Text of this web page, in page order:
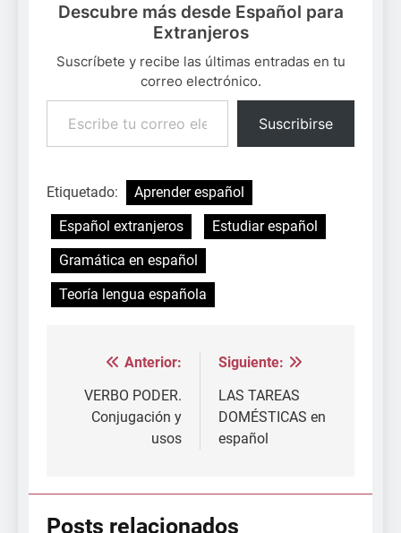
Descubre más desde Español para
Extranjeros
Suscríbete y recibe las últimas entradas en tu
correo electrónico.
Escribe tu correo electrónico…
Suscribirse
Etiquetado:
Aprender español
Español extranjeros
Estudiar español
Gramática en español
Teoría lengua española
Navegación
de
entradas
Anterior:
VERBO PODER.
Conjugación y
usos
Siguiente:
LAS TAREAS
DOMÉSTICAS en
español
Posts relacionados